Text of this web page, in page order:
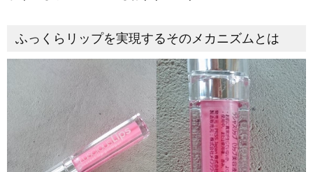
ふっくらリップを実現するそのメカニズムとは